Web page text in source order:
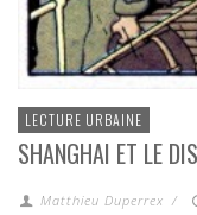
LECTURE URBAINE
SHANGHAI ET LE
Matthieu Duperrex /